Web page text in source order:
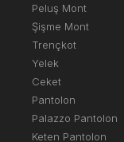
Peluş Mont
Şişme Mont
Trençkot
Yelek
Ceket
Pantolon
Palazzo Pantolon
Keten Pantolon